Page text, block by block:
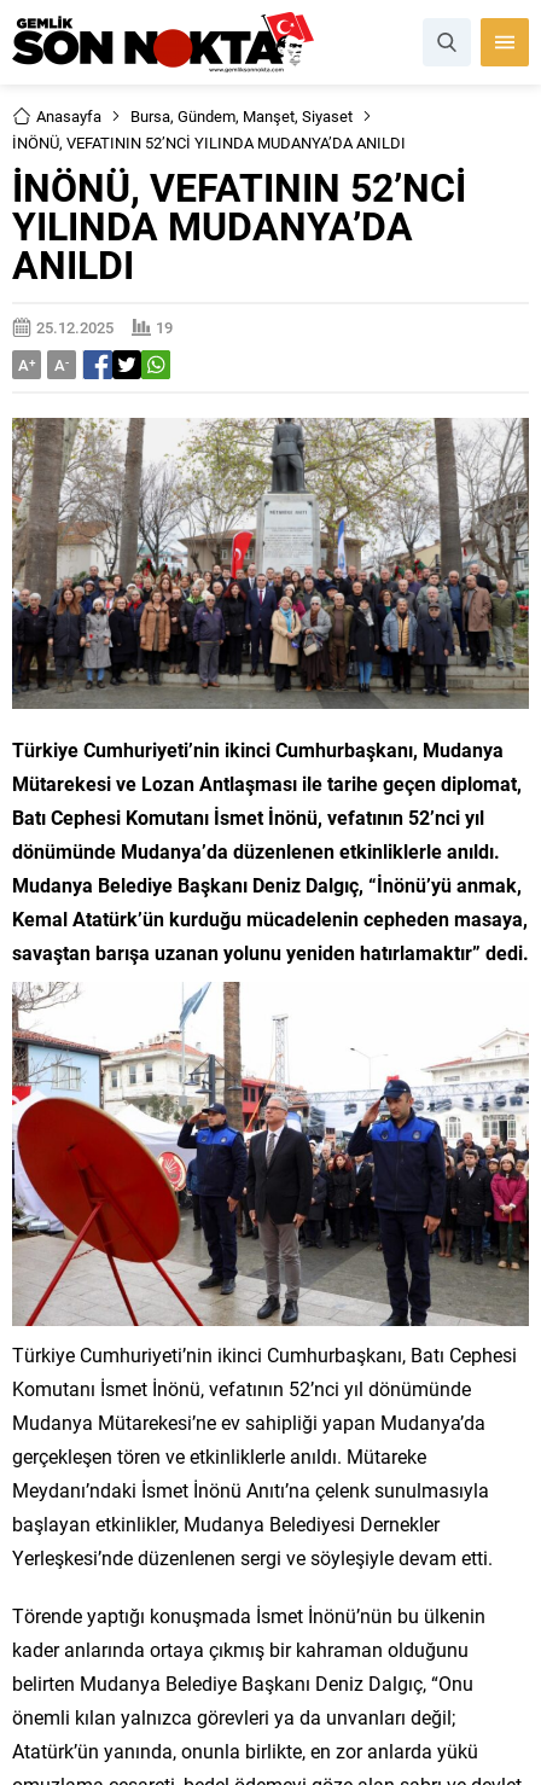
Anasayfa Bursa, Gündem, Manşet, Siyaset
İNÖNÜ, VEFATININ 52’NCİ YILINDA MUDANYA’DA ANILDI
İNÖNÜ, VEFATININ 52’NCİ
YILINDA MUDANYA’DA
ANILDI
25.12.2025
19
A+ A-
Türkiye Cumhuriyeti’nin ikinci Cumhurbaşkanı, Mudanya
Mütarekesi ve Lozan Antlaşması ile tarihe geçen diplomat,
Batı Cephesi Komutanı İsmet İnönü, vefatının 52’nci yıl
dönümünde Mudanya’da düzenlenen etkinliklerle anıldı.
Mudanya Belediye Başkanı Deniz Dalgıç, “İnönü’yü anmak,
Kemal Atatürk’ün kurduğu mücadelenin cepheden masaya,
savaştan barışa uzanan yolunu yeniden hatırlamaktır” dedi.
Türkiye Cumhuriyeti’nin ikinci Cumhurbaşkanı, Batı Cephesi
Komutanı İsmet İnönü, vefatının 52’nci yıl dönümünde
Mudanya Mütarekesi’ne ev sahipliği yapan Mudanya’da
gerçekleşen tören ve etkinliklerle anıldı. Mütareke
Meydanı’ndaki İsmet İnönü Anıtı’na çelenk sunulmasıyla
başlayan etkinlikler, Mudanya Belediyesi Dernekler
Yerleşkesi’nde düzenlenen sergi ve söyleşiyle devam etti.
Törende yaptığı konuşmada İsmet İnönü’nün bu ülkenin
kader anlarında ortaya çıkmış bir kahraman olduğunu
belirten Mudanya Belediye Başkanı Deniz Dalgıç, “Onu
önemli kılan yalnızca görevleri ya da unvanları değil;
Atatürk’ün yanında, onunla birlikte, en zor anlarda yükü